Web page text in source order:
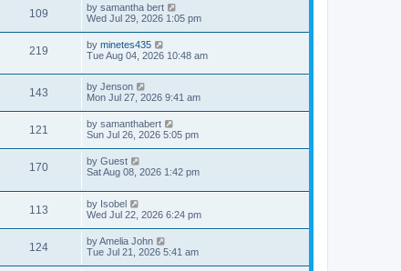
109 by samantha bert
Wed Jul 29, 2026 1:05 pm
219 by minetes435
Tue Aug 04, 2026 10:48 am
143 by Jenson
Mon Jul 27, 2026 9:41 am
121 by samanthabert
Sun Jul 26, 2026 5:05 pm
170 by Guest
Sat Aug 08, 2026 1:42 pm
113 by Isobel
Wed Jul 22, 2026 6:24 pm
124 byAmelia John
Tue Jul 21, 2026 5:41 am